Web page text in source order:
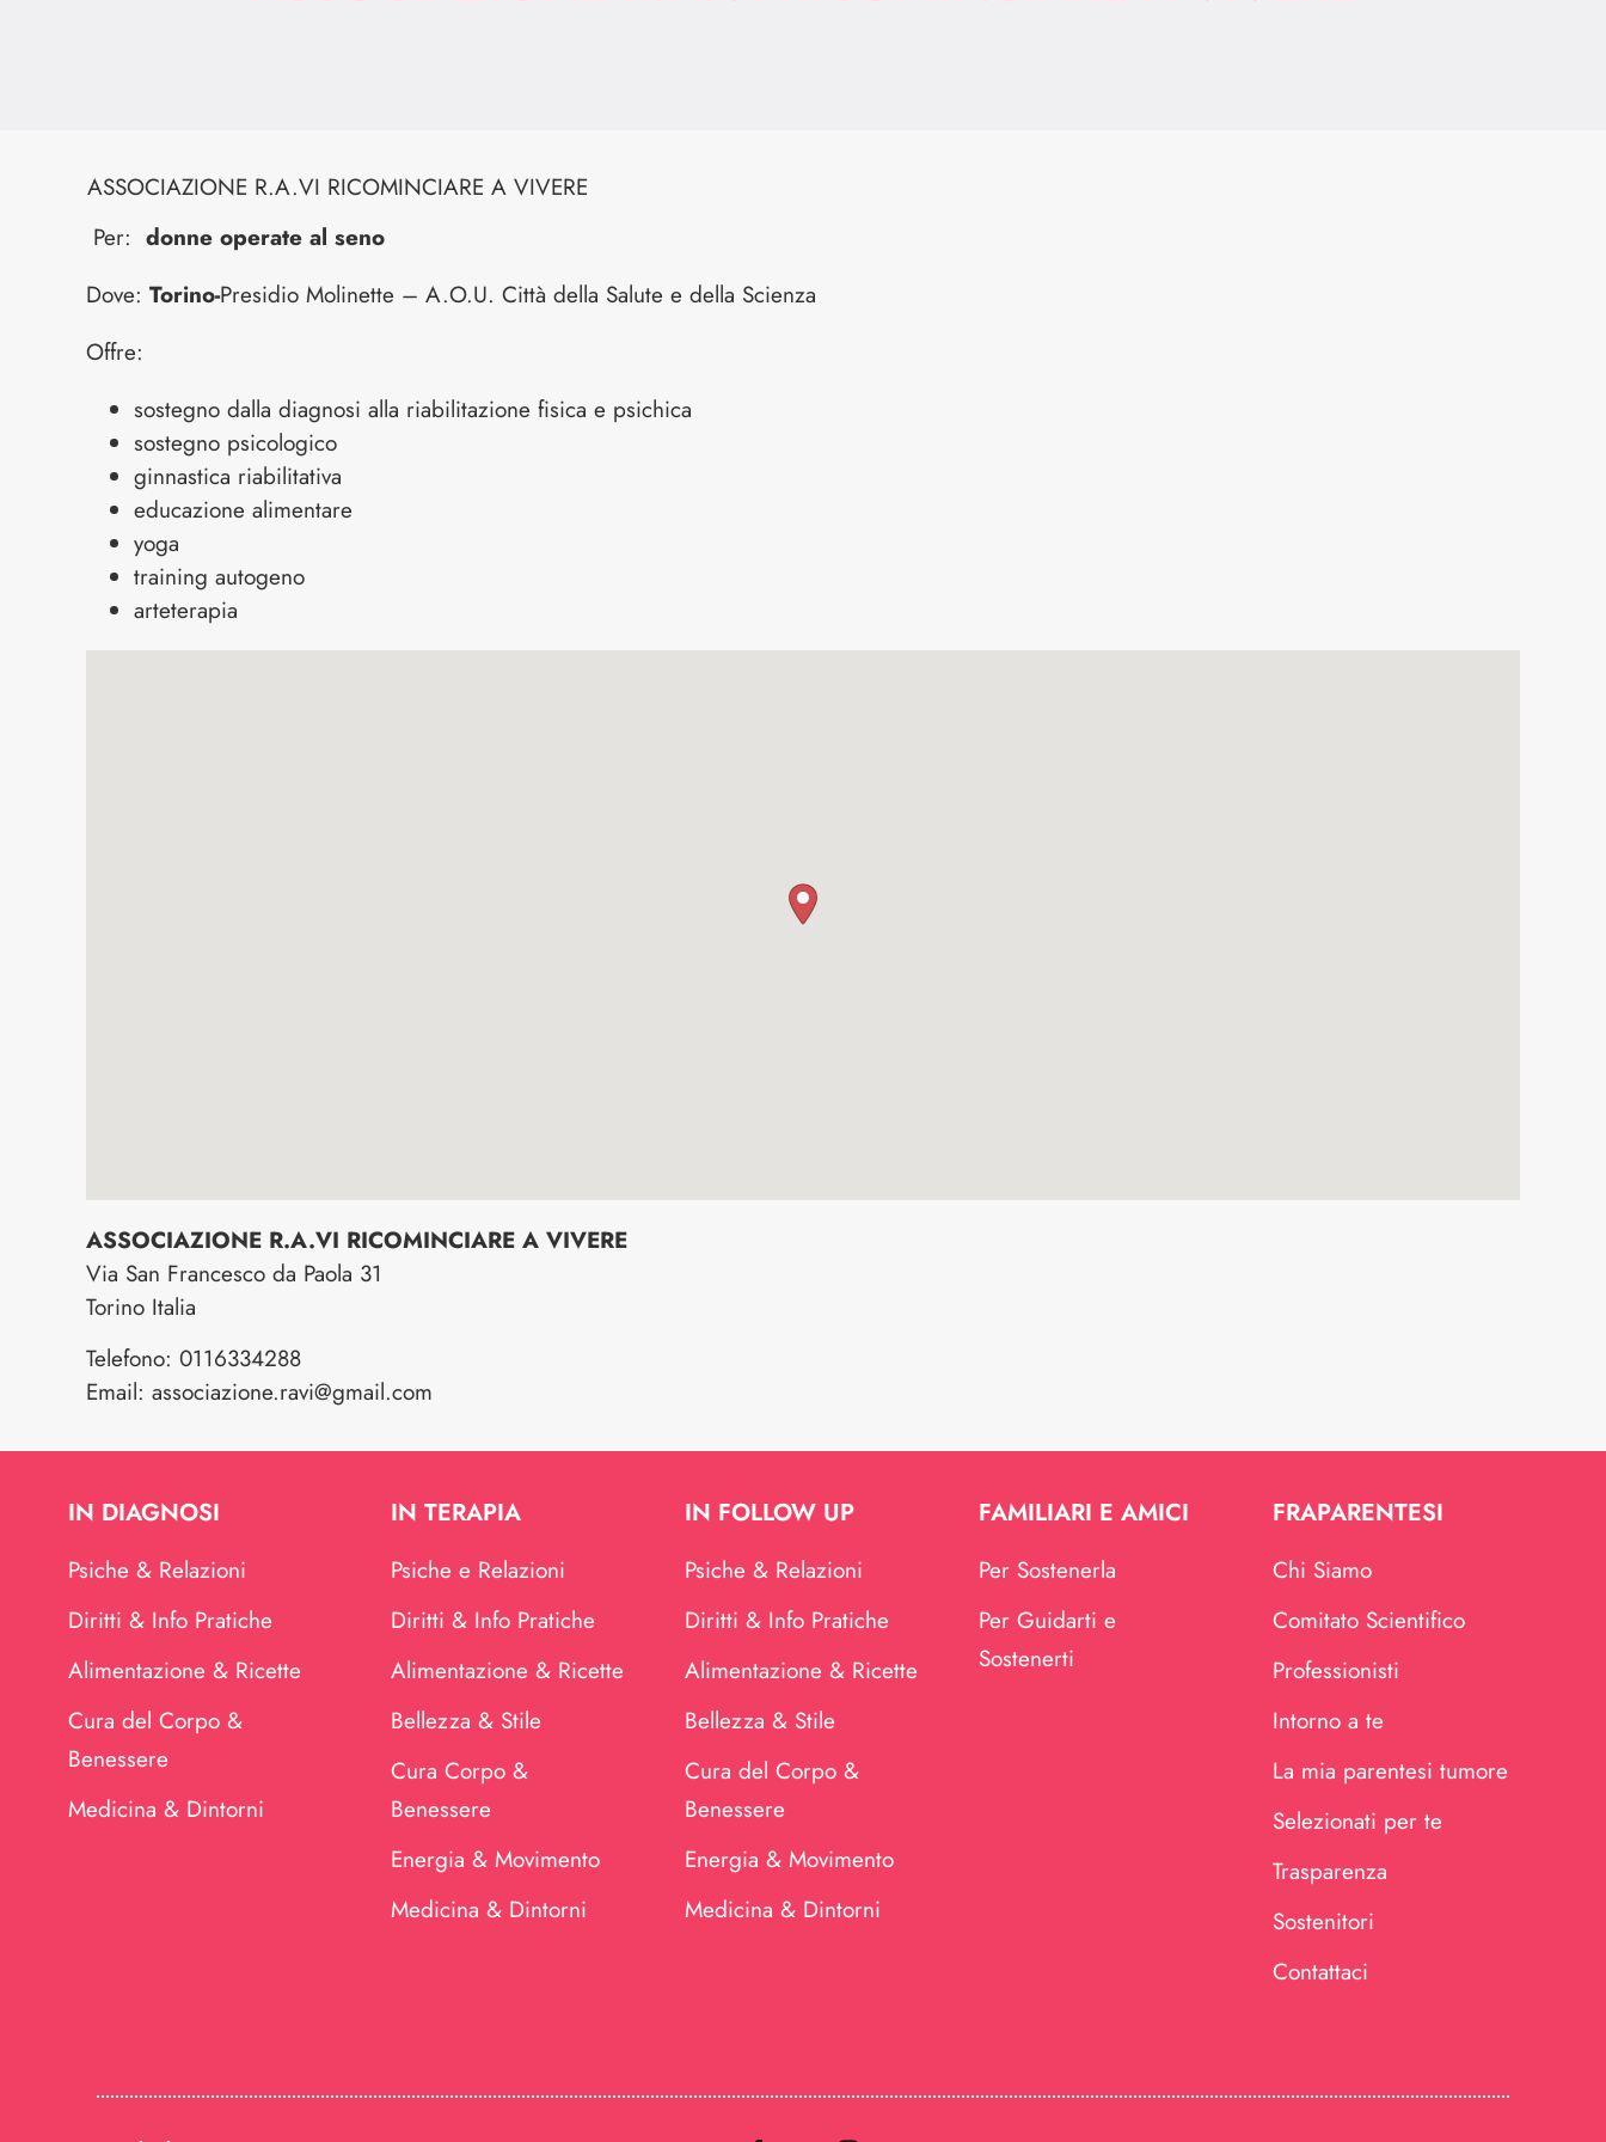
ASSOCIAZIONE R.A.VI RICOMINCIARE A VIVERE
Per: donne operate al seno
Dove: Torino-Presidio Molinette – A.O.U. Città della Salute e della Scienza
Offre:
sostegno dalla diagnosi alla riabilitazione fisica e psichica
sostegno psicologico
ginnastica riabilitativa
educazione alimentare
yoga
training autogeno
arteterapia
ASSOCIAZIONE R.A.VI RICOMINCIARE A VIVERE
Via San Francesco da Paola 31
Torino Italia
Telefono: 0116334288
Email: associazione.ravi@gmail.com
IN DIAGNOSI
Psiche & Relazioni
Diritti & Info Pratiche
Alimentazione & Ricette
Cura del Corpo &
Benessere
Medicina & Dintorni
IN TERAPIA
Psiche e Relazioni
Diritti & Info Pratiche
Alimentazione & Ricette
Bellezza & Stile
Cura Corpo &
Benessere
Energia & Movimento
Medicina & Dintorni
IN FOLLOW UP
Psiche & Relazioni
Diritti & Info Pratiche
Alimentazione & Ricette
Bellezza & Stile
Cura del Corpo &
Benessere
Energia & Movimento
Medicina & Dintorni
FAMILIARI E AMICI
Per Sostenerla
Per Guidarti e
Sostenerti
FRAPARENTESI
Chi Siamo
Comitato Scientifico
Professionisti
Intorno a te
La mia parentesi tumore
Selezionati per te
Trasparenza
Sostenitori
Contattaci